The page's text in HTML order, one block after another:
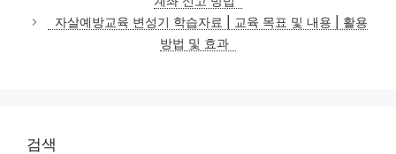
리
자살예방교육 변성기 학습자료 | 교육 목표 및 내용 | 활용
방법 및 효과
검색